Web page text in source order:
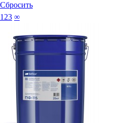
Сбросить
123 ∞